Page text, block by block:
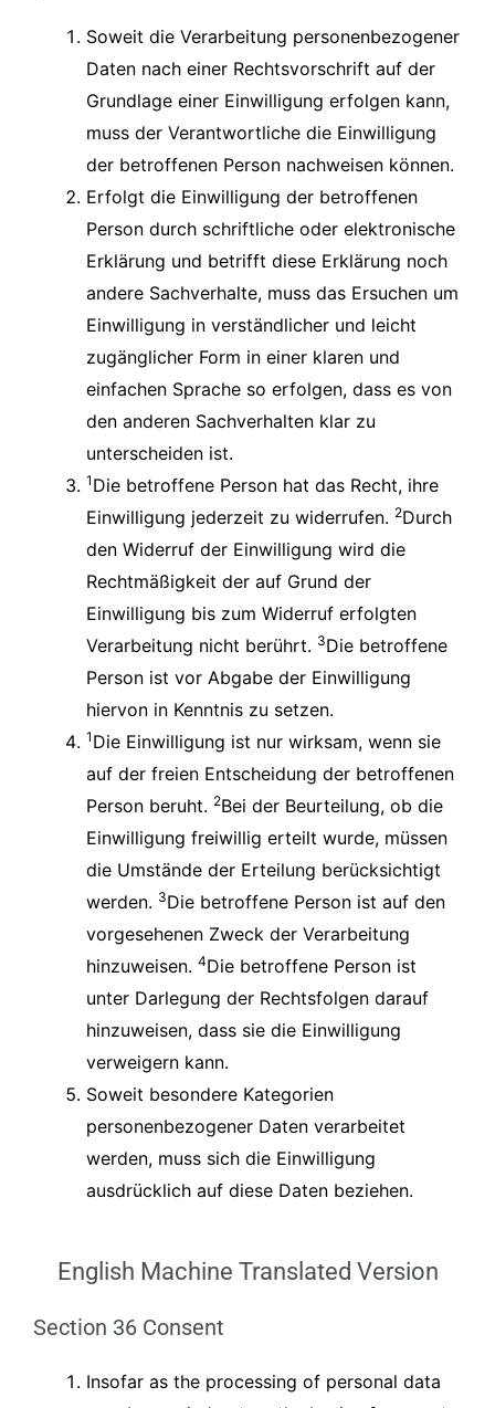
Soweit die Verarbeitung personenbezogener
Daten nach einer Rechtsvorschrift auf der
Grundlage einer Einwilligung erfolgen kann,
muss der Verantwortliche die Einwilligung
der betroffenen Person nachweisen können.
Erfolgt die Einwilligung der betroffenen
Person durch schriftliche oder elektronische
Erklärung und betrifft diese Erklärung noch
andere Sachverhalte, muss das Ersuchen um
Einwilligung in verständlicher und leicht
zugänglicher Form in einer klaren und
einfachen Sprache so erfolgen, dass es von
den anderen Sachverhalten klar zu
unterscheiden ist.
1 Die betroffene Person hat das Recht, ihre
Einwilligung jederzeit zu widerrufen. 2Durch
den Widerruf der Einwilligung wird die
Rechtmäßigkeit der auf Grund der
Einwilligung bis zum Widerruf erfolgten
Verarbeitung nicht berührt. 3Die betroffene
Person ist vor Abgabe der Einwilligung
hiervon in Kenntnis zu setzen.
1 Die Einwilligung ist nur wirksam, wenn sie
auf der freien Entscheidung der betroffenen
Person beruht. 2Bei der Beurteilung, ob die
Einwilligung freiwillig erteilt wurde, müssen
die Umstände der Erteilung berücksichtigt
werden. 3Die betroffene Person ist auf den
vorgesehenen Zweck der Verarbeitung
hinzuweisen. 4Die betroffene Person ist
unter Darlegung der Rechtsfolgen darauf
hinzuweisen, dass sie die Einwilligung
verweigern kann.
Soweit besondere Kategorien
personenbezogener Daten verarbeitet
werden, muss sich die Einwilligung
ausdrücklich auf diese Daten beziehen.
English Machine Translated Version
Section 36 Consent
Insofar as the processing of personal data